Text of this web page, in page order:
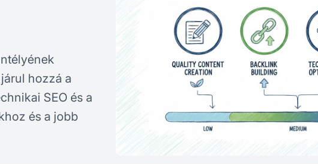
hozzá a
SEO és a
és a jobb